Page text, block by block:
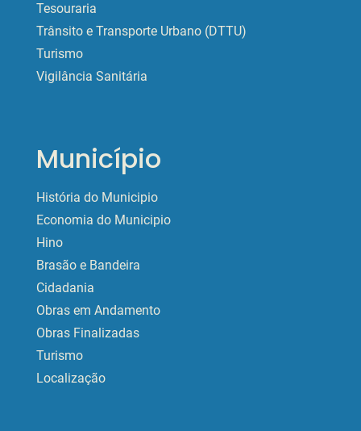
Tesouraria
Trânsito e Transporte Urbano (DTTU)
Turismo
Vigilância Sanitária
Município
História do Municipio
Economia do Municipio
Hino
Brasão e Bandeira
Cidadania
Obras em Andamento
Obras Finalizadas
Turismo
Localização